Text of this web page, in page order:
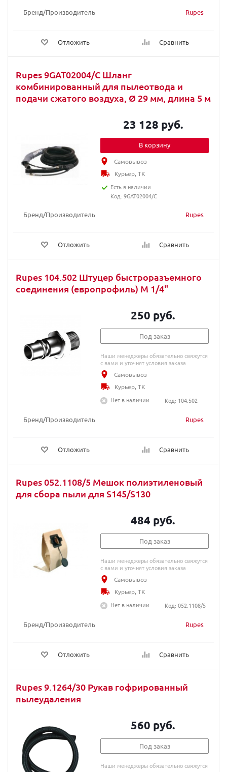
Бренд/Производитель Rupes
Отложить Сравнить
Rupes 9GAT02004/C Шланг
комбинированный для пылеотвода и
подачи сжатого воздуха, Ø 29 мм, длина 5 м
Бренд/Производитель Rupes
Отложить Сравнить
23 128 руб.
В корзину
Самовывоз
Курьер, ТК
Есть в наличии
Код: 9GAT02004/C
Rupes 104.502 Штуцер быстроразъемного
соединения (европрофиль) М 1/4"
Бренд/Производитель Rupes
Отложить Сравнить
250 руб.
Под заказ
Наши менеджеры обязательно свяжутся
с вами и уточнят условия заказа
Самовывоз
Курьер, ТК
Нет в наличии
Код: 104.502
Rupes 052.1108/5 Мешок полиэтиленовый
для сбора пыли для S145/S130
Бренд/Производитель Rupes
Отложить Сравнить
484 руб.
Под заказ
Наши менеджеры обязательно свяжутся
с вами и уточнят условия заказа
Самовывоз
Курьер, ТК
Нет в наличии
Код: 052.1108/5
Rupes 9.1264/30 Рукав гофрированный
пылеудаления
560 руб.
Под заказ
Наши менеджеры обязательно свяжутся